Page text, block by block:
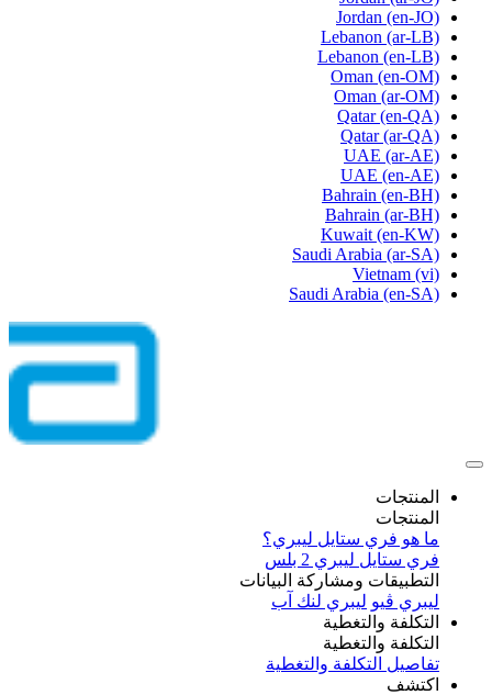
Jordan (en-JO)
Lebanon (ar-LB)
Lebanon (en-LB)
Oman (en-OM)
Oman (ar-OM)
Qatar (en-QA)
Qatar (ar-QA)
UAE (ar-AE)
UAE (en-AE)
Bahrain (en-BH)
Bahrain (ar-BH)
Kuwait (en-KW)
Saudi Arabia (ar-SA)
Vietnam (vi)
Saudi Arabia (en-SA)
المنتجات
المنتجات
ما هو فري ستايل ليبري؟
فري ستايل ليبري 2 بلس​
التطبيقات ومشاركة البيانات
ليبري ڤيو ليبري لنك آب
التكلفة والتغطية
التكلفة والتغطية
تفاصيل التكلفة والتغطية
اكتشف​